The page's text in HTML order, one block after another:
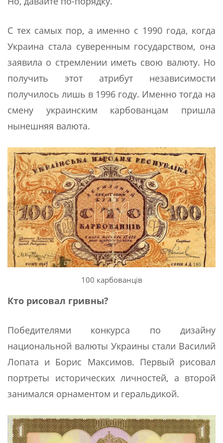
С тех самых пор, а именно с 1990 года, когда
Украина стала суверенным государством, она
заявила о стремлении иметь свою валюту. Но
получить этот атрибут независимости
получилось лишь в 1996 году. Именно тогда на
смену украинским карбованцам пришла
нынешняя валюта.
100 карбованців
Кто рисовал гривны?
Победителями конкурса по дизайну
национальной валюты Украины стали Василий
Лопата и Борис Максимов. Первый рисовал
портреты исторических личностей, а второй
занимался орнаментом и геральдикой.